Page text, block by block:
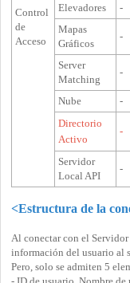
Control
de
Acceso
Elevadores
-
Mapas
Gráficos
-
Server
Matching
-
Nube -
Directorio
Activo
-
Servidor
Local API
-
<Estructura de la
Al conectar con el
información del usuario al
Pero, solo se admiten 5